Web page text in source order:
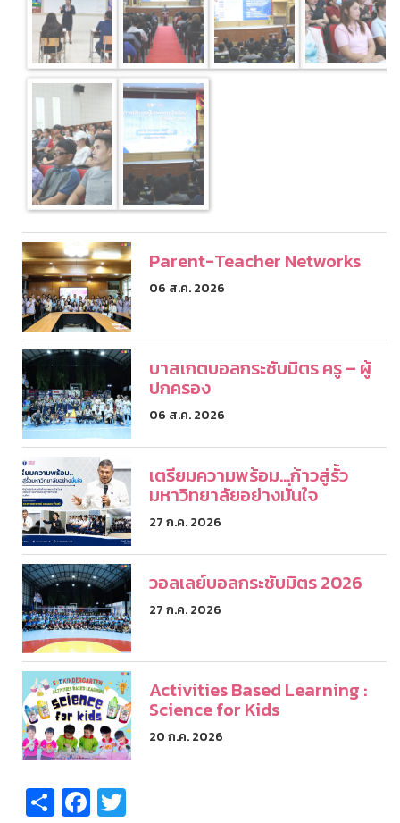
Parent-Teacher Networks
06 ส.ค. 2026
บาสเกตบอลกระชับมิตร ครู – ผู้
ปกครอง
06 ส.ค. 2026
เตรียมความพร้อม...ก้าวสู่รั้ว
มหาวิทยาลัยอย่างมั่นใจ
27 ก.ค. 2026
วอลเลย์บอลกระชับมิตร 2026
27 ก.ค. 2026
Activities Based Learning :
Science for Kids
20 ก.ค. 2026
ShareFacebook